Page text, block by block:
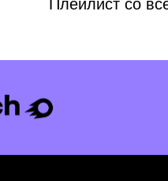
Плейлист со